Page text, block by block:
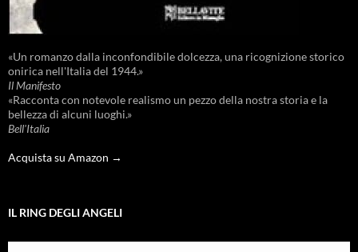
«Un romanzo dalla inconfondibile dolcezza, una ricognizione storico
onirica nell'Italia del 1944.»
Il Manifesto
«Racconta con notevole realismo un pezzo della nostra storia e la
bellezza di alcuni luoghi.»
Bell'Italia
Acquista su Amazon →
IL RING DEGLI ANGELI